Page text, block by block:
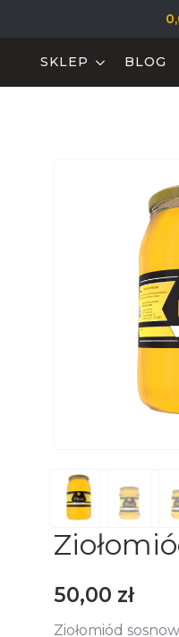
SKLEP BLOG
50,00 zł
Ziołomiód